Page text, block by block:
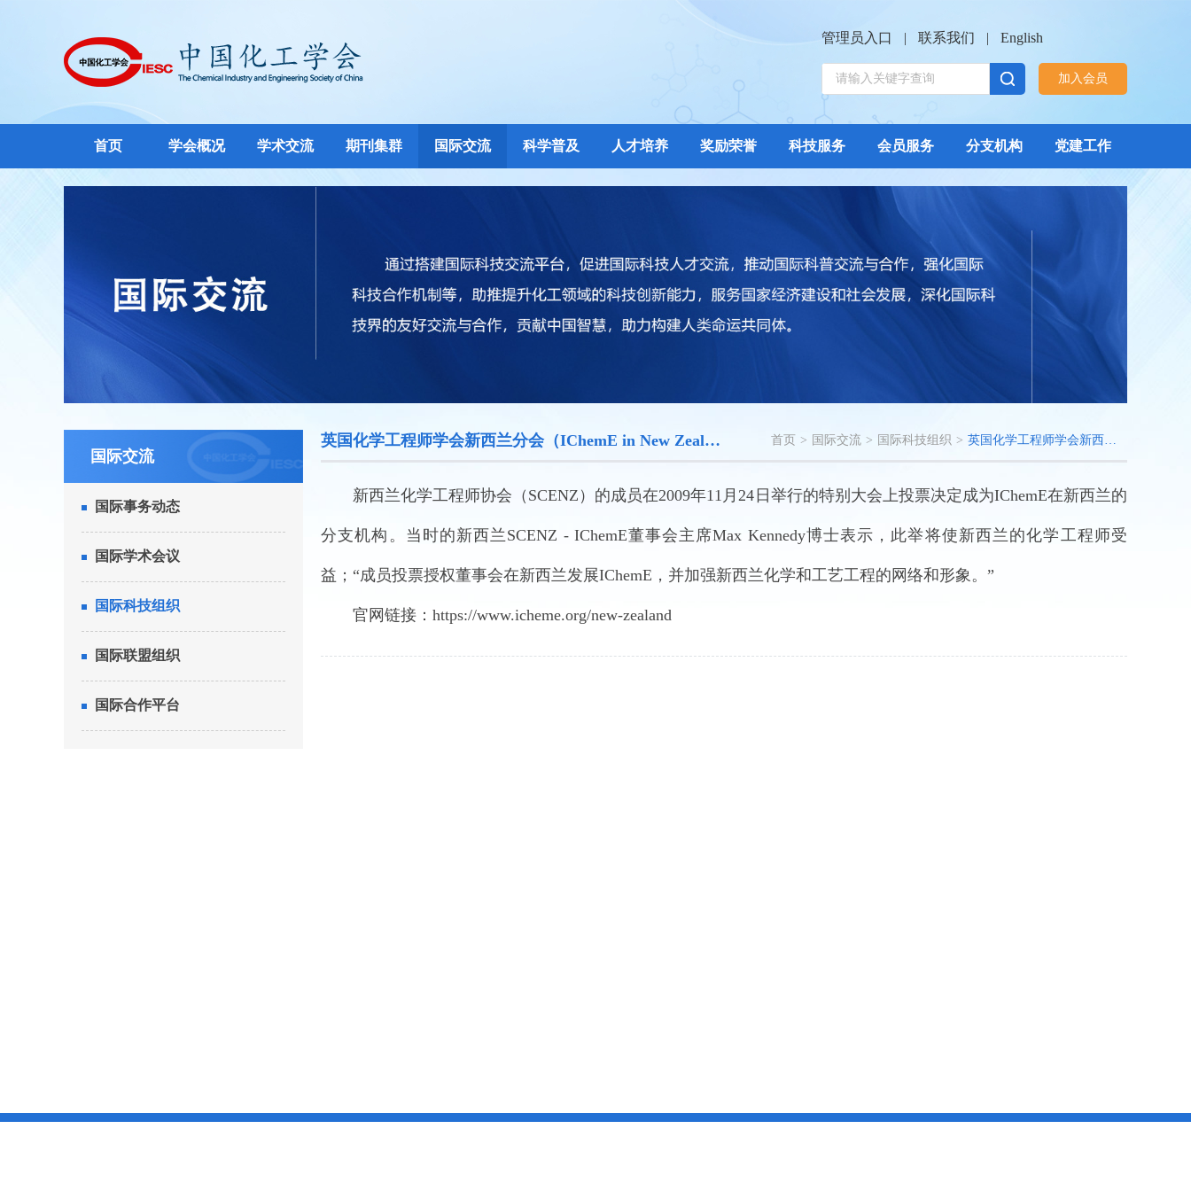
管理员入口 | 联系我们 | English
加入会员
首页 学会概况 学术交流 期刊集群 国际交流 科学普及 人才培养 奖励荣誉 科技服务 会员服务 分支机构 党建工作
国际交流
国际事务动态
国际学术会议
国际科技组织
国际联盟组织
国际合作平台
英国化学工程师学会新西兰分会（IChemE in New Zealand） 首页 > 国际交流 > 国际科技组织 > 英国化学工程师学会新西兰分会（IChemE in New Zealand）
新西兰化学工程师协会（SCENZ）的成员在2009年11月24日举行的特别大会上投票决定成为IChemE在新西兰的
分支机构。当时的新西兰SCENZ - IChemE董事会主席Max Kennedy博士表示，此举将使新西兰的化学工程师受
益；“成员投票授权董事会在新西兰发展IChemE，并加强新西兰化学和工艺工程的网络和形象。”
官网链接：https://www.icheme.org/new-zealand